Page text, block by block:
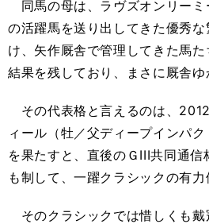
同馬の母は、ラヴズオンリーミ
の活躍馬を送り出してきた優秀
け、矢作厩舎で管理してきた馬
結果を残しており、まさに厩舎ゆ
その代表格と言えるのは、
ィール（牡／父ディープインパ
を果たすと、直後のＧIII共同通信
も制して、一躍クラシックの有力
そのクラシックでは惜しくも戴